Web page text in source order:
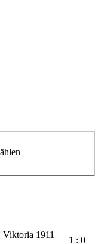
1911
1 : 0